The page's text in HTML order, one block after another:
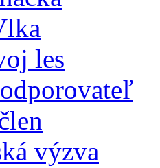
les
výzva